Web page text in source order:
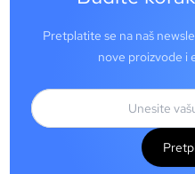
Pretplatite se na naš
nove proizvode i